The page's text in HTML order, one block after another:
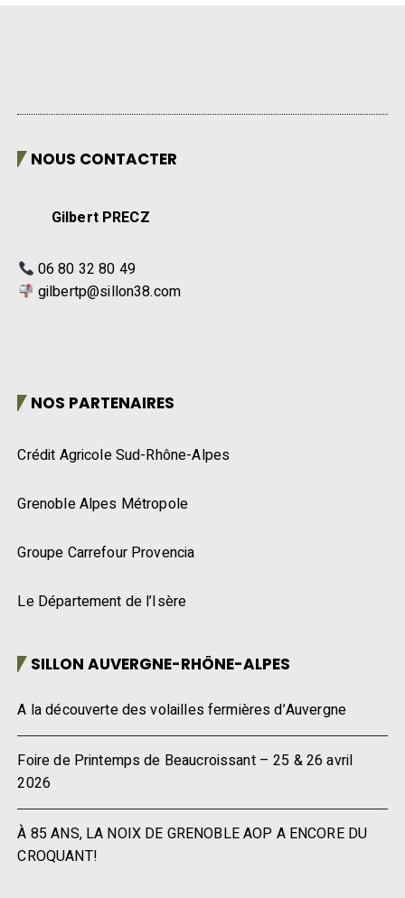
NOUS CONTACTER
Gilbert PRECZ
06 80 32 80 49
gilbertp@sillon38.com
NOS PARTENAIRES
Crédit Agricole Sud-Rhône-Alpes
Grenoble Alpes Métropole
Groupe Carrefour Provencia
Le Département de l’Isère
SILLON AUVERGNE-RHÔNE-ALPES
A la découverte des volailles fermières d’Auvergne
Foire de Printemps de Beaucroissant – 25 & 26 avril
2026
À 85 ANS, LA NOIX DE GRENOBLE AOP A ENCORE DU
CROQUANT!